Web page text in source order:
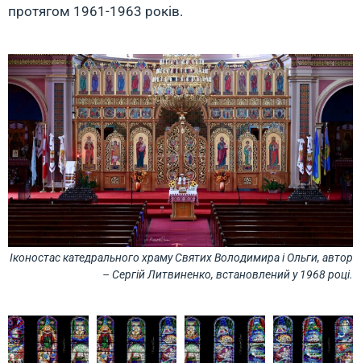
протягом 1961-1963 років.
Іконостас катедрального храму Святих Володимира і Ольги, автор
– Сергій Литвиненко, встановлений у 1968 році.